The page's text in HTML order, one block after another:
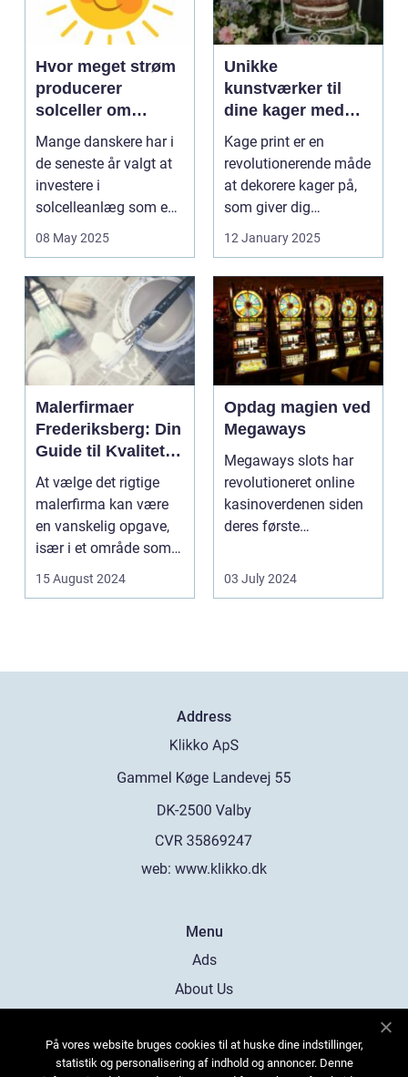
Hvor meget strøm
producerer
solceller om
vinteren?
Mange danskere har i
de seneste år valgt at
investere i
solcelleanlæg som en
bæred...
08 May 2025
Unikke
kunstværker til
dine kager med
kage print
Kage print er en
revolutionerende måde
at dekorere kager på,
som giver dig
mulighed for ...
12 January 2025
Malerfirmaer
Frederiksberg: Din
Guide til Kvalitet
og Service
At vælge det rigtige
malerfirma kan være
en vanskelig opgave,
især i et område som
Frederiksberg, hv...
15 August 2024
Opdag magien ved
Megaways
Megaways slots har
revolutioneret online
kasinoverdenen siden
deres første
spillea...
03 July 2024
Address
web: www.klikko.dk
Menu
Ads
About Us
Contact
På vores website bruges cookies til at huske dine indstillinger,
statistik og personalisering af indhold og annoncer. Denne